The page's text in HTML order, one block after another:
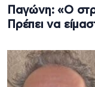
Παγώνη: «Ο
Πρέπει να